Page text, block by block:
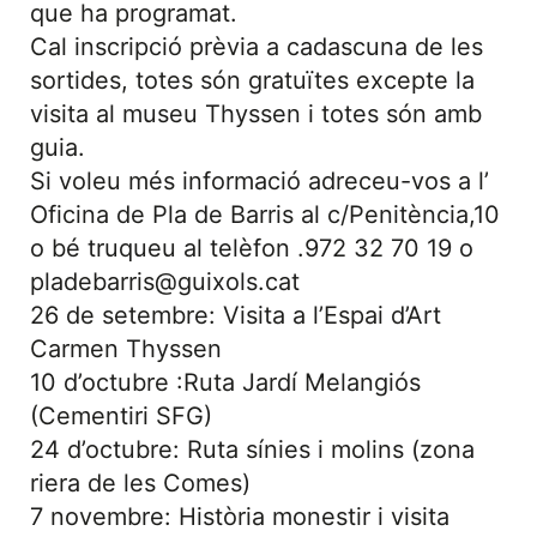
que ha programat.
Cal inscripció prèvia a cadascuna de les
sortides, totes són gratuïtes excepte la
visita al museu Thyssen i totes són amb
guia.
Si voleu més informació adreceu-vos a l’
Oficina de Pla de Barris al c/Penitència,10
o bé truqueu al telèfon .972 32 70 19 o
pladebarris@guixols.cat
26 de setembre: Visita a l’Espai d’Art
Carmen Thyssen
10 d’octubre :Ruta Jardí Melangiós
(Cementiri SFG)
24 d’octubre: Ruta sínies i molins (zona
riera de les Comes)
7 novembre: Història monestir i visita